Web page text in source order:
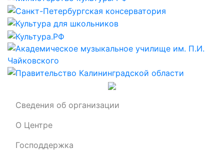
Сведения об организации
О Центре
Господдержка